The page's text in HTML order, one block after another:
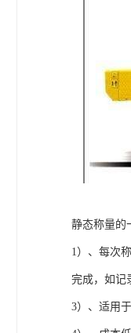
静态称量的
1）、每次
完成，如记
3）、适用